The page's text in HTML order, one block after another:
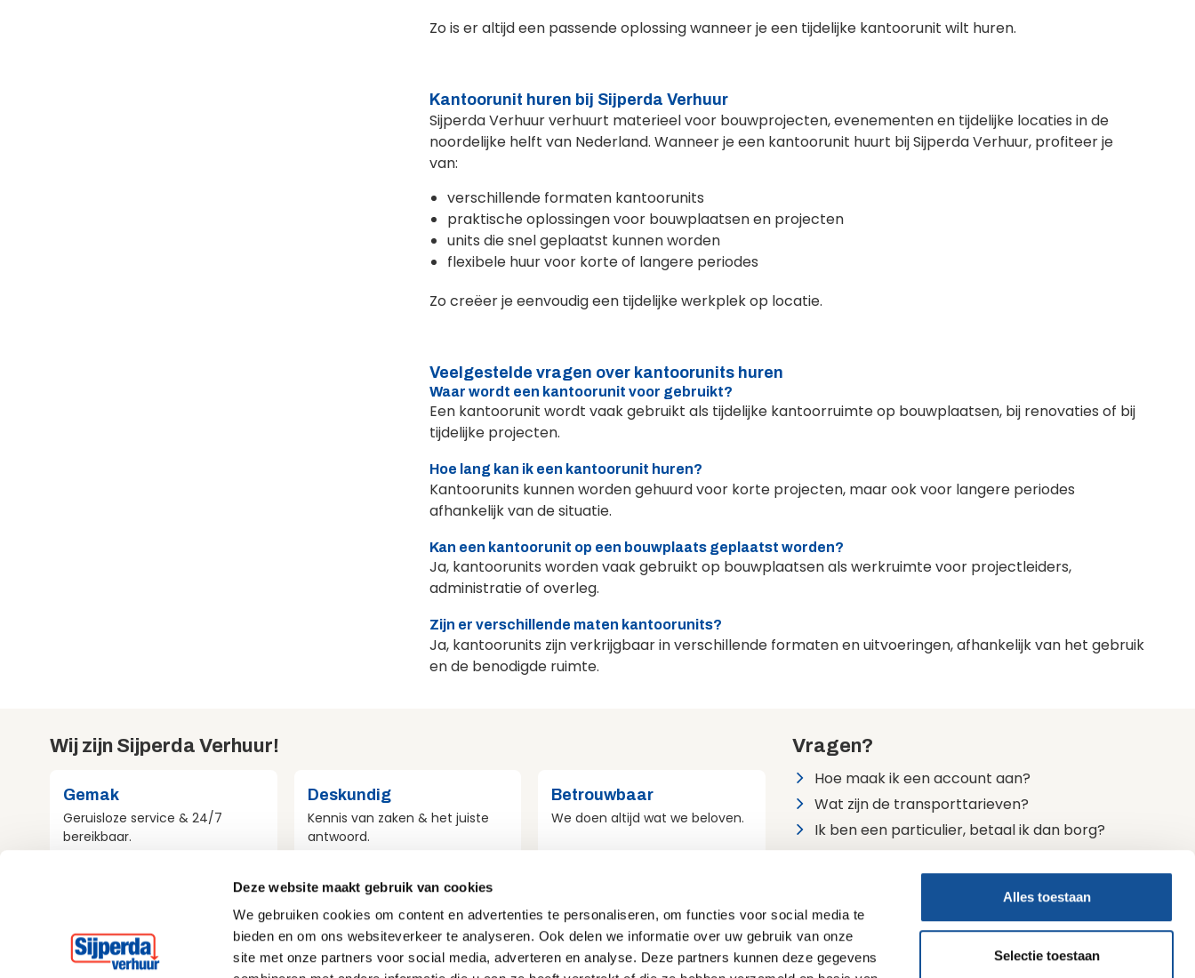
Deze website maakt gebruik van cookies
We gebruiken cookies om content en advertenties te personaliseren, om functies voor social media te
bieden en om ons websiteverkeer te analyseren. Ook delen we informatie over uw gebruik van onze
site met onze partners voor social media, adverteren en analyse. Deze partners kunnen deze gegevens
Alles toestaan
Selectie toestaan
Zo is er altijd een passende oplossing wanneer je een tijdelijke kantoorunit wilt huren.
Kantoorunit huren bij Sijperda Verhuur
Sijperda Verhuur verhuurt materieel voor bouwprojecten, evenementen en tijdelijke locaties in de
noordelijke helft van Nederland. Wanneer je een kantoorunit huurt bij Sijperda Verhuur, profiteer je
van:
verschillende formaten kantoorunits
praktische oplossingen voor bouwplaatsen en projecten
units die snel geplaatst kunnen worden
flexibele huur voor korte of langere periodes
Zo creëer je eenvoudig een tijdelijke werkplek op locatie.
Veelgestelde vragen over kantoorunits huren
Waar wordt een kantoorunit voor gebruikt?
Een kantoorunit wordt vaak gebruikt als tijdelijke kantoorruimte op bouwplaatsen, bij renovaties of bij
tijdelijke projecten.
Hoe lang kan ik een kantoorunit huren?
Kantoorunits kunnen worden gehuurd voor korte projecten, maar ook voor langere periodes
afhankelijk van de situatie.
Kan een kantoorunit op een bouwplaats geplaatst worden?
Ja, kantoorunits worden vaak gebruikt op bouwplaatsen als werkruimte voor projectleiders,
administratie of overleg.
Zijn er verschillende maten kantoorunits?
Ja, kantoorunits zijn verkrijgbaar in verschillende formaten en uitvoeringen, afhankelijk van het gebruik
en de benodigde ruimte.
Wij zijn Sijperda Verhuur!
Gemak
Geruisloze service & 24/7
bereikbaar.
Deskundig
Kennis van zaken & het juiste
antwoord.
Betrouwbaar
We doen altijd wat we beloven.
project.
Aandacht voor duurzaamheid
bij alles wat we doen.
Veiligheid voor mens, materieel
en omgeving.
Vragen?
Hoe maak ik een account aan?
Wat zijn de transporttarieven?
Ik ben een particulier, betaal ik dan borg?
24/7 bereikbaar
0900 7474747 (lokaal tarief)